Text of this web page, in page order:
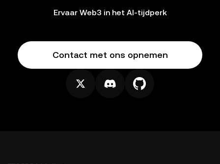
Ervaar Web3 in het AI-tijdperk
Contact met ons opnemen